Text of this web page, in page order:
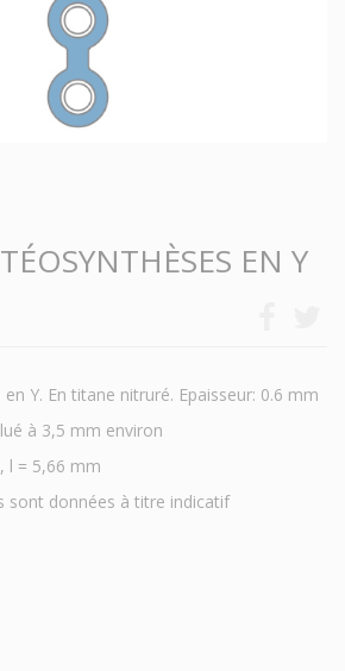
EN Y
Y. En titane nitruré. Epaisseur: 0.6 mm
à 3,5 mm environ
l = 5,66 mm
sont données à titre indicatif